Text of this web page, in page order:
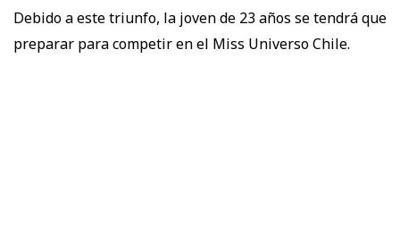
Debido a este triunfo, la joven de 23 años se tendrá que
preparar para competir en el Miss Universo Chile.